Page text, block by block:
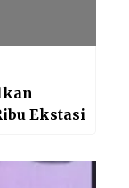
Ekstasi